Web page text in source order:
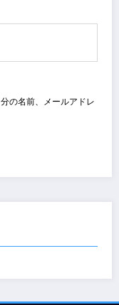
の名前、メールアドレ